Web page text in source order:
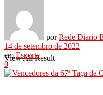
No Result
View All Result
por Rede Diario
14 de setembro de 2022
em Esporte
0